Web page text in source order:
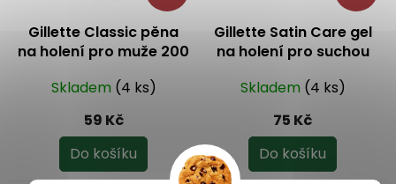
Gillette Classic pěna
na holení pro muže 200
Skladem (4 ks)
59 Kč
Do košíku
Gillette Satin Care gel
na holení pro suchou
ml
Skladem (4 ks)
75 Kč
Do košíku